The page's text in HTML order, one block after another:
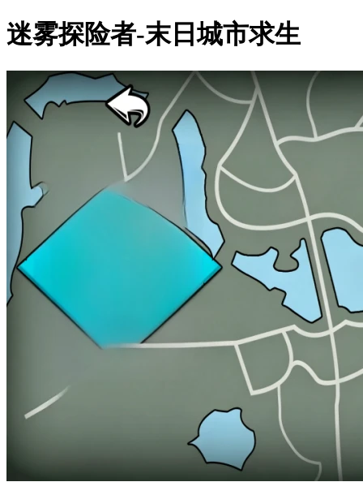
迷雾探险者-末日城市求生